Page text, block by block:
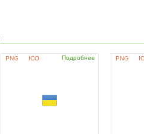
PNG ICO Подробнее PNG